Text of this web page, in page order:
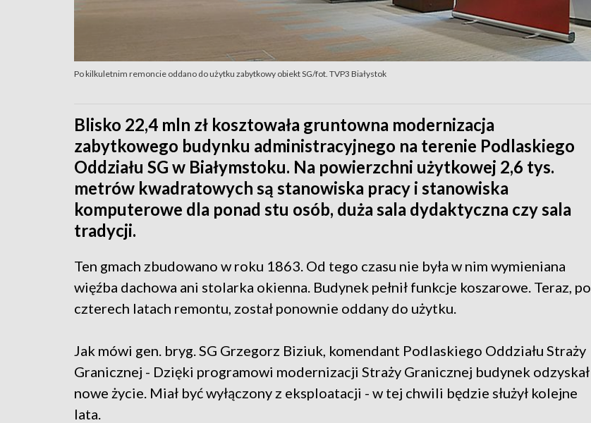
Po kilkuletnim remoncie oddano do użytku zabytkowy obiekt SG/fot. TVP3 Białystok
Blisko 22,4 mln zł kosztowała gruntowna modernizacja
zabytkowego budynku administracyjnego na terenie Podlaskiego
Oddziału SG w Białymstoku. Na powierzchni użytkowej 2,6 tys.
metrów kwadratowych są stanowiska pracy i stanowiska
komputerowe dla ponad stu osób, duża sala dydaktyczna czy sala
tradycji.
Ten gmach zbudowano w roku 1863. Od tego czasu nie była w nim wymieniana
więźba dachowa ani stolarka okienna. Budynek pełnił funkcje koszarowe. Teraz, po
czterech latach remontu, został ponownie oddany do użytku.
Jak mówi gen. bryg. SG Grzegorz Biziuk, komendant Podlaskiego Oddziału Straży
Granicznej - Dzięki programowi modernizacji Straży Granicznej budynek odzyskał
nowe życie. Miał być wyłączony z eksploatacji - w tej chwili będzie służył kolejne
lata.